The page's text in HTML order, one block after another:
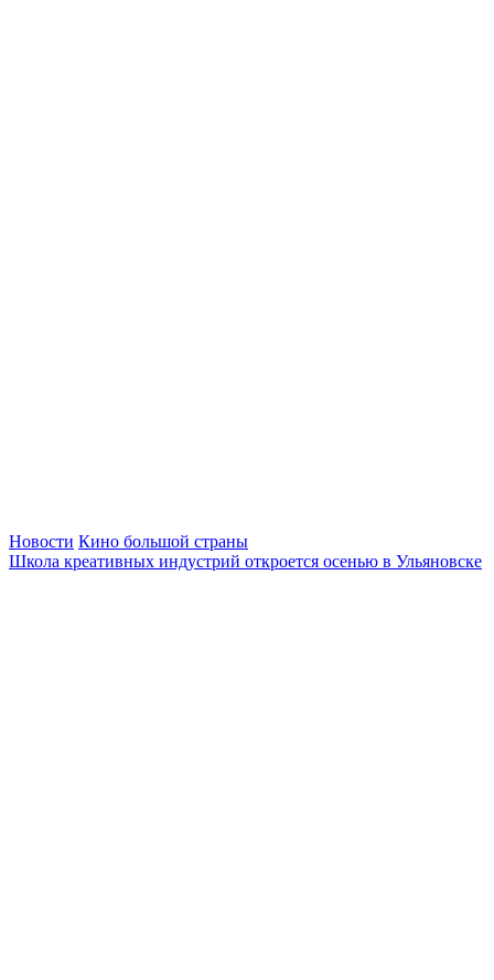
Новости Кино большой страны
Школа креативных индустрий откроется осенью в Ульяновске